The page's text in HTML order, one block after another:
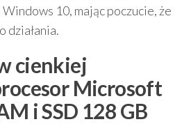
10, mając poczucie, że
działania.
cienkiej
Microsoft
i SSD 128 GB